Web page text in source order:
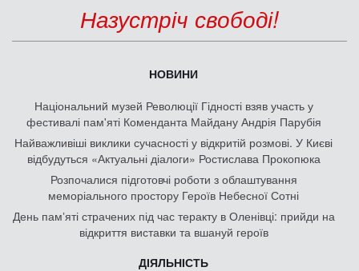
Назустріч свободі!
НОВИНИ
Національний музей Революції Гідності взяв участь у
фестивалі пам'яті Коменданта Майдану Андрія Парубія
Найважливіші виклики сучасності у відкритій розмові. У Києві
відбудуться «Актуальні діалоги» Ростислава Прокопюка
Розпочалися підготовчі роботи з облаштування
меморіального простору Героїв Небесної Сотні
День памʼяті страчених під час теракту в Оленівці: прийди на
відкриття виставки та вшануй героїв
ДІЯЛЬНІСТЬ